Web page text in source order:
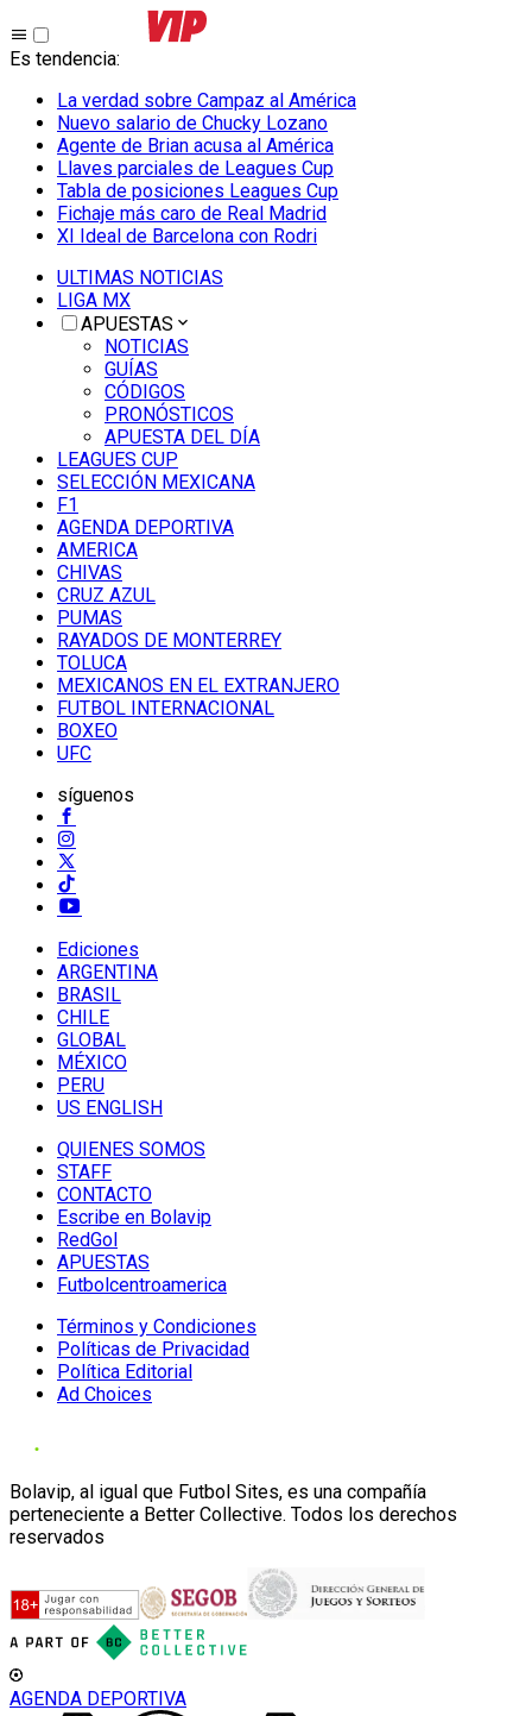
Es tendencia:
La verdad sobre Campaz al América
Nuevo salario de Chucky Lozano
Agente de Brian acusa al América
Llaves parciales de Leagues Cup
Tabla de posiciones Leagues Cup
Fichaje más caro de Real Madrid
XI Ideal de Barcelona con Rodri
ULTIMAS NOTICIAS
LIGA MX
APUESTAS
NOTICIAS
GUÍAS
CÓDIGOS
PRONÓSTICOS
APUESTA DEL DÍA
LEAGUES CUP
SELECCIÓN MEXICANA
F1
AGENDA DEPORTIVA
AMERICA
CHIVAS
CRUZ AZUL
PUMAS
RAYADOS DE MONTERREY
TOLUCA
MEXICANOS EN EL EXTRANJERO
FUTBOL INTERNACIONAL
BOXEO
UFC
síguenos
Ediciones
ARGENTINA
BRASIL
CHILE
GLOBAL
MÉXICO
PERU
US ENGLISH
QUIENES SOMOS
STAFF
CONTACTO
Escribe en Bolavip
RedGol
APUESTAS
Futbolcentroamerica
Términos y Condiciones
Políticas de Privacidad
Política Editorial
Ad Choices
Bolavip, al igual que Futbol Sites, es una compañía
perteneciente a Better Collective. Todos los derechos
reservados
AGENDA DEPORTIVA